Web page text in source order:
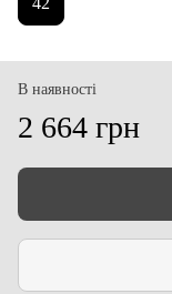
В наявності
2 664 грн